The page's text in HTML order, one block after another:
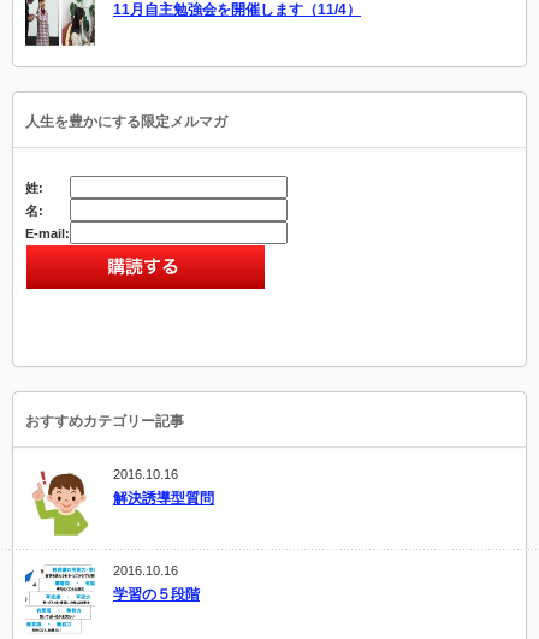
11月自主勉強会を開催します（11/4）
人生を豊かにする限定メルマガ
姓:
名:
E-mail:
おすすめカテゴリー記事
2016.10.16
解決誘導型質問
2016.10.16
学習の５段階